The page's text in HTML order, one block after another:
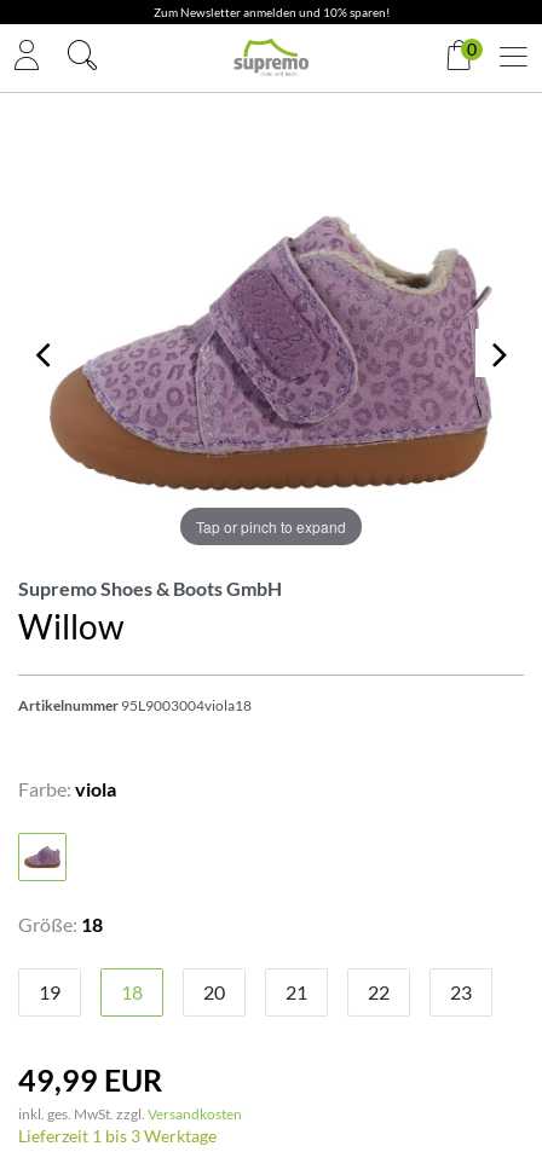
Zum Newsletter anmelden und 10% sparen!
0
Tap or pinch to expand
Supremo Shoes & Boots GmbH
Willow
Artikelnummer 95L9003004viola18
Farbe: viola
Größe: 18
19 18 20 21 22 23
49,99 EUR
inkl. ges. MwSt. zzgl. Versandkosten
Lieferzeit 1 bis 3 Werktage